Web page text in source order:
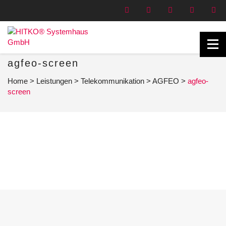
agfeo-screen
Home > Leistungen > Telekommunikation > AGFEO > agfeo-
screen